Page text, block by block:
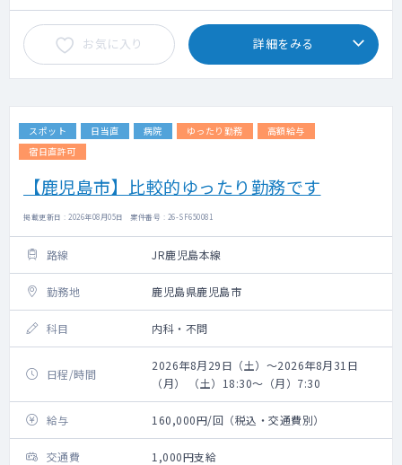
お気に入り 詳細をみる
スポット 日当直 病院 ゆったり勤務
高額給与
宿日直許可
【鹿児島市】比較的ゆったり勤務です
掲載更新日 : 2026年08月05日 案件番号 : 26-SF650081
路線 JR鹿児島本線
勤務地 鹿児島県鹿児島市
科目 内科・不問
日程/時間
2026年8月29日（土）～2026年8月31日
（月） （土）18:30～（月）7:30
給与 160,000円/回（税込・交通費別）
交通費 1,000円支給